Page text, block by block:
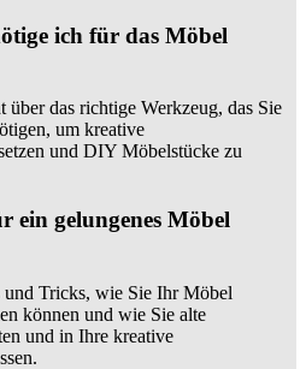
ich für das Möbel
das richtige Werkzeug, das Sie
um kreative
und DIY Möbelstücke zu
ein gelungenes Möbel
Tricks, wie Sie Ihr Möbel
können und wie Sie alte
und in Ihre kreative